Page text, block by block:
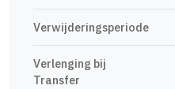
Verwijderingsperiode
Verlenging bij
Transfer